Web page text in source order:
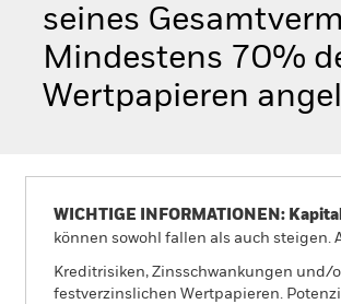
seines
Mindestens 70%
Wertpapieren
WICHTIGE INFORMATIONEN:
können sowohl fallen als auch
Kreditrisiken, Zinsschwankungen und/
festverzinslichen Wertpapieren.